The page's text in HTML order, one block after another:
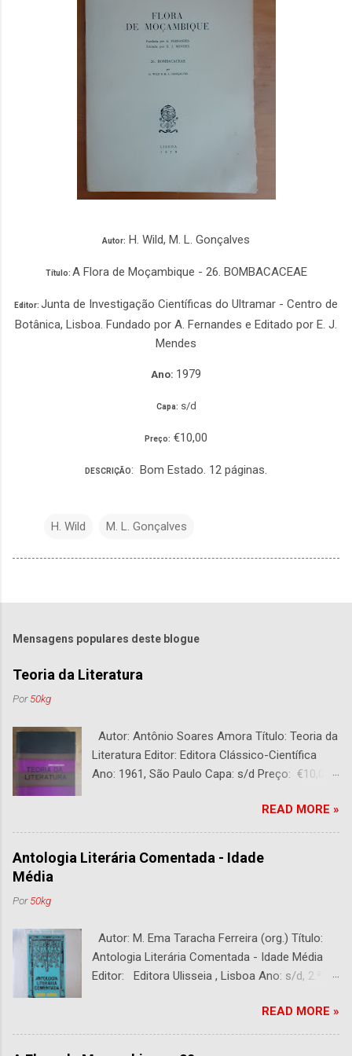
Autor: H. Wild, M. L. Gonçalves
Título: A Flora de Moçambique - 26. BOMBACACEAE
Editor: Junta de Investigação Científicas do Ultramar - Centro de
Botânica, Lisboa. Fundado por A. Fernandes e Editado por E. J.
Mendes
Ano: 1979
Capa: s/d
Preço: €10,00
DESCRIÇÃO: Bom Estado. 12 páginas.
H. Wild M. L. Gonçalves
Mensagens populares deste blogue
Teoria da Literatura
Por50kg
Autor: Antônio Soares Amora Título: Teoria da
Literatura Editor: Editora Clássico-Científica
Ano: 1961, São Paulo Capa: s/d Preço: €10,00
READ MORE »
Antologia Literária Comentada - Idade
Média
Por50kg
Autor: M. Ema Taracha Ferreira (org.) Título:
Antologia Literária Comentada - Idade Média
Editor: Editora Ulisseia , Lisboa Ano: s/d, 2.ª
Com alguns sublinhados a lapiseira. Usado.
Com 252 páginas.
READ MORE »